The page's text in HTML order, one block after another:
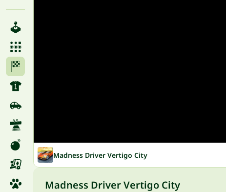
Madness Driver Vertigo City
Madness Driver Vertigo City